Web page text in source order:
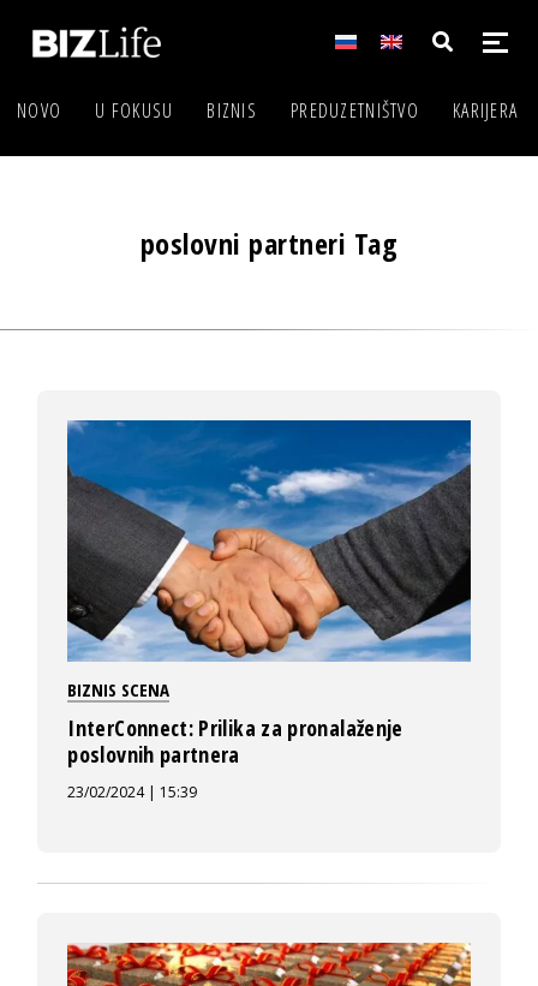
NOVO U FOKUSU BIZNIS PREDUZETNIŠTVO KARIJERA
poslovni partneri Tag
BIZNIS SCENA
InterConnect: Prilika za pronalaženje
poslovnih partnera
23/02/2024 | 15:39